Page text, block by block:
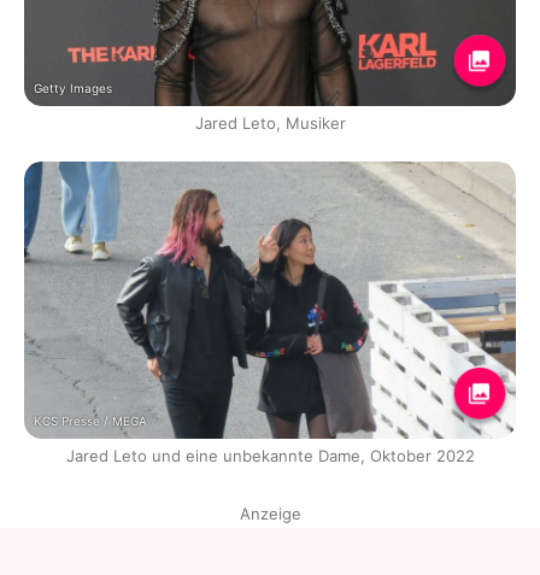
Getty Images
Jared Leto, Musiker
KCS Presse / MEGA
Jared Leto und eine unbekannte Dame, Oktober 2022
Anzeige